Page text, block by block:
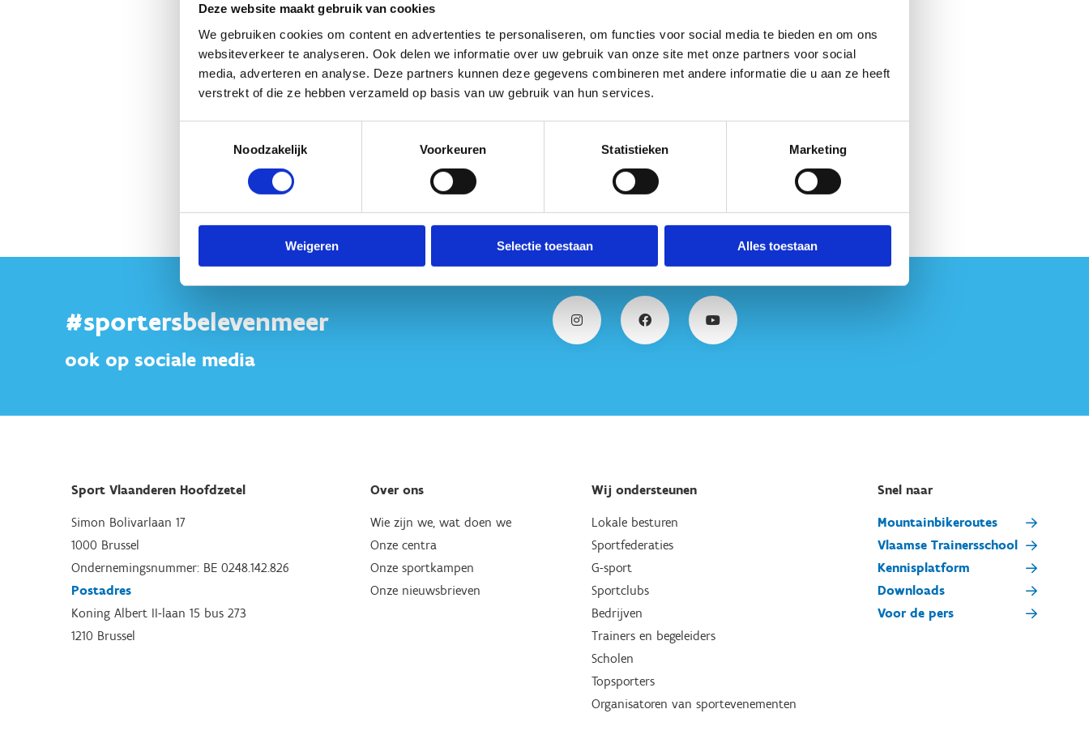
Deze website maakt gebruik van cookies
We gebruiken cookies om content en advertenties te personaliseren, om functies voor social media te bieden en om ons
websiteverkeer te analyseren. Ook delen we informatie over uw gebruik van onze site met onze partners voor social
media, adverteren en analyse. Deze partners kunnen deze gegevens combineren met andere informatie die u aan ze heeft
verstrekt of die ze hebben verzameld op basis van uw gebruik van hun services.
Noodzakelijk
Voorkeuren Statistieken Marketing
Weigeren Selectie toestaan Alles toestaan
#sportersbelevenmeer
ook op sociale media
Sport Vlaanderen Hoofdzetel
Simon Bolivarlaan 17
1000 Brussel
Ondernemingsnummer: BE 0248.142.826
Postadres
Koning Albert II-laan 15 bus 273
1210 Brussel
Over ons
Wie zijn we, wat doen we
Onze centra
Onze sportkampen
Onze nieuwsbrieven
Wij ondersteunen
Lokale besturen
Sportfederaties
G-sport
Sportclubs
Bedrijven
Trainers en begeleiders
Scholen
Topsporters
Organisatoren van sportevenementen
Snel naar
Mountainbikeroutes
Vlaamse Trainersschool
Kennisplatform
Downloads
Voor de pers